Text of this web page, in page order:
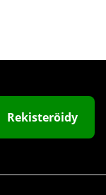
Rekisteröidy